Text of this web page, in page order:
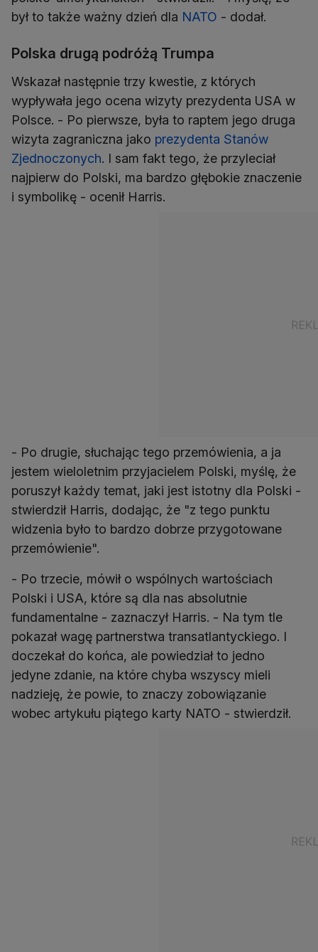
był to także ważny dzień dla NATO - dodał.
Polska drugą podróżą Trumpa
Wskazał następnie trzy kwestie, z których
wypływała jego ocena wizyty prezydenta USA w
Polsce. - Po pierwsze, była to raptem jego druga
wizyta zagraniczna jako prezydenta Stanów
Zjednoczonych. I sam fakt tego, że przyleciał
najpierw do Polski, ma bardzo głębokie znaczenie
i symbolikę - ocenił Harris.
- Po drugie, słuchając tego przemówienia, a ja
jestem wieloletnim przyjacielem Polski, myślę, że
poruszył każdy temat, jaki jest istotny dla Polski -
stwierdził Harris, dodając, że "z tego punktu
widzenia było to bardzo dobrze przygotowane
przemówienie".
- Po trzecie, mówił o wspólnych wartościach
Polski i USA, które są dla nas absolutnie
fundamentalne - zaznaczył Harris. - Na tym tle
pokazał wagę partnerstwa transatlantyckiego. I
doczekał do końca, ale powiedział to jedno
jedyne zdanie, na które chyba wszyscy mieli
nadzieję, że powie, to znaczy zobowiązanie
wobec artykułu piątego karty NATO - stwierdził.